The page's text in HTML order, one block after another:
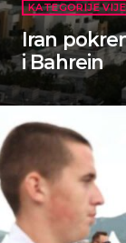
KATEGORIJE
Iran
i Bahrein